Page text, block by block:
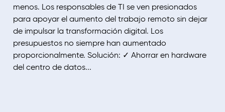
menos. Los responsables de TI se ven presionados
para apoyar el aumento del trabajo remoto sin dejar
de impulsar la transformación digital. Los
presupuestos no siempre han aumentado
proporcionalmente. Solución: ✓ Ahorrar en hardware
del centro de datos...